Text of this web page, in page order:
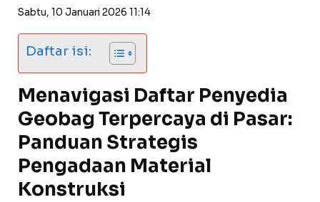
Sabtu, 10 Januari 2026 11:14
Daftar isi:
Menavigasi Daftar Penyedia
Geobag Terpercaya di Pasar:
Panduan Strategis
Pengadaan Material
Konstruksi